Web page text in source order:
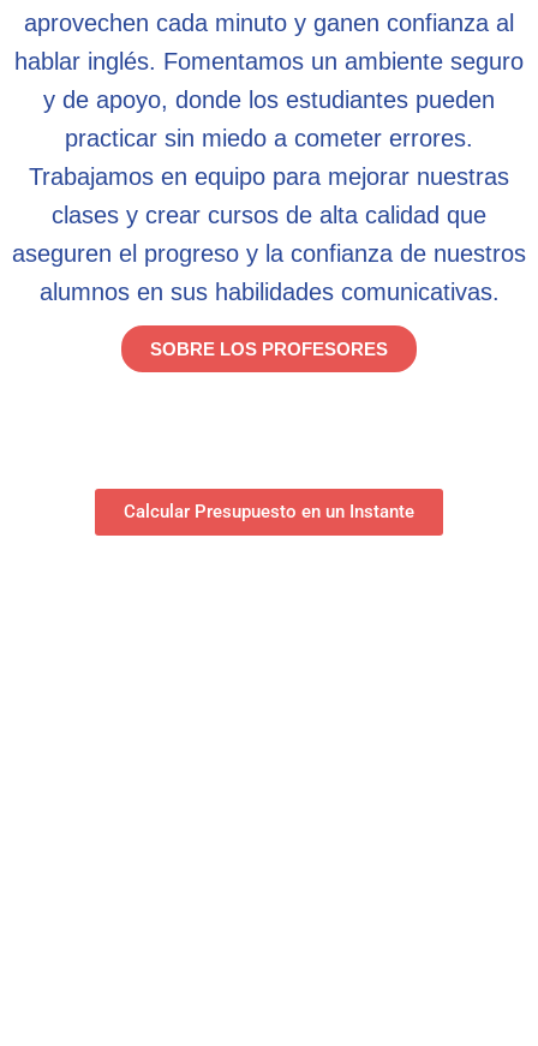
aprovechen cada minuto y ganen confianza al
hablar inglés. Fomentamos un ambiente seguro
y de apoyo, donde los estudiantes pueden
practicar sin miedo a cometer errores.
Trabajamos en equipo para mejorar nuestras
clases y crear cursos de alta calidad que
aseguren el progreso y la confianza de nuestros
alumnos en sus habilidades comunicativas.
SOBRE LOS PROFESORES
Calcular Presupuesto en un Instante